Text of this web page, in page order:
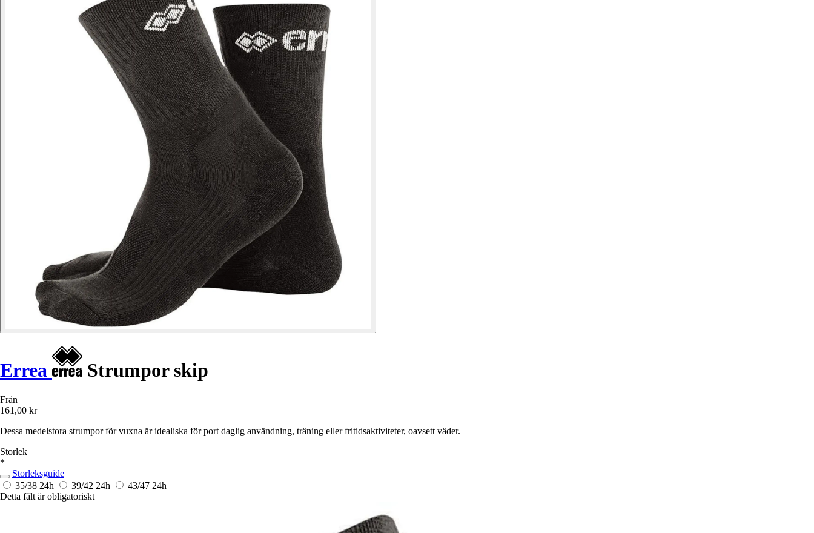
Errea Strumpor skip
Från
161,00 kr
Dessa medelstora strumpor för vuxna är idealiska för port daglig användning, träning eller fritidsaktiviteter, oavsett väder.
Storlek
*
Storleksguide
35/38 24h 39/42 24h 43/47 24h
Detta fält är obligatoriskt